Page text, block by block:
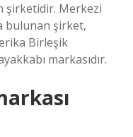
şirketidir. Merkezi
bulunan şirket,
Birleşik
markasıdır.